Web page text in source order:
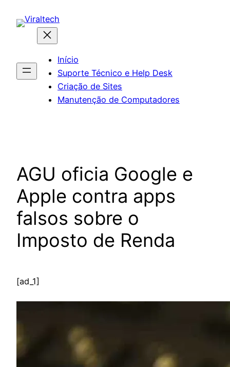
para
Início
Suporte Técnico e Help Desk
Criação de Sites
Manutenção de Computadores
AGU oficia Google e
Apple contra apps
falsos sobre o
Imposto de Renda
[ad_1]